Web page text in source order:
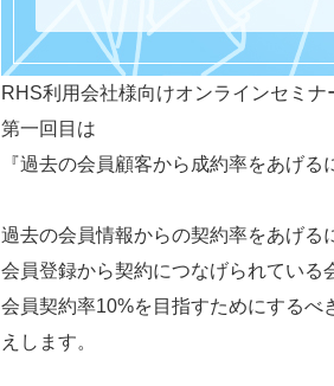
RHS利用会社様向けオンラインセミナ
第一回目は
『過去の会員顧客から成約率をあげる
過去の会員情報からの契約率をあげる
会員登録から契約につなげられている
会員契約率10%を目指すためにする
えします。